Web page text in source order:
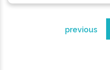
previous